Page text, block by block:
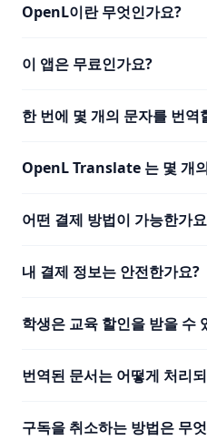
OpenL이란 무엇인가요?
이 앱은 무료인가요?
한 번에 몇 개의 문자를 번역
OpenL Translate 는 몇 개
어떤 결제 방법이 가능한가
내 결제 정보는 안전한가요?
학생은 교육 할인을 받을 수
번역된 문서는 어떻게 처리
구독을 취소하는 방법은 무